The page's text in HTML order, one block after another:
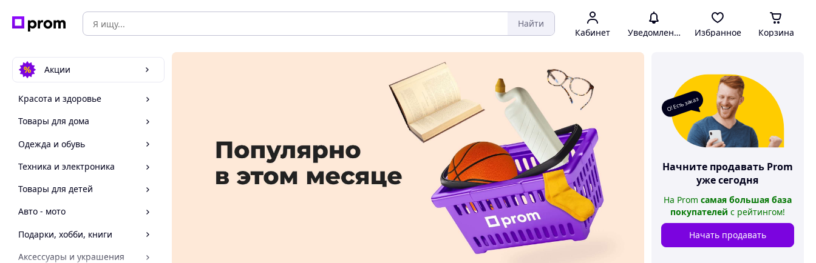
Найти
Кабинет Уведомления Избранное Корзина
Акции
Красота и здоровье
Товары для дома
Одежда и обувь
Техника и электроника
Товары для детей
Авто - мото
Подарки, хобби, книги
Аксессуары и украшения
О! Есть заказ
Начните продавать Prom
уже сегодня
На Prom самая большая база
покупателей с рейтингом!
Начать продавать